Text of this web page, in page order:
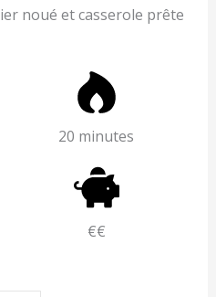
noué et casserole prête
20 minutes
€€